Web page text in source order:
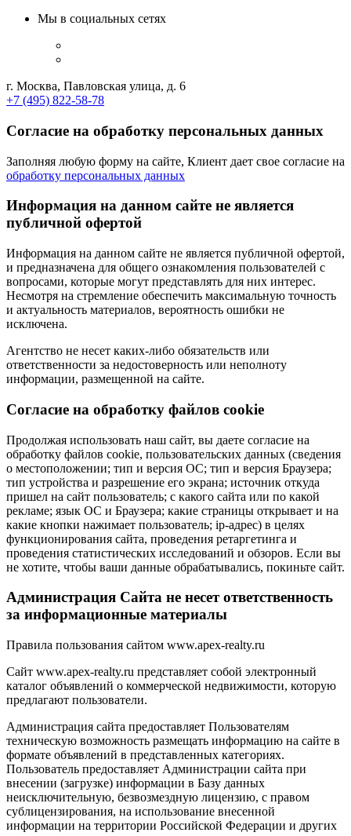
Мы в социальных сетях
г. Москва, Павловская улица, д. 6
+7 (495) 822-58-78
Согласие на обработку персональных данных
Заполняя любую форму на сайте, Клиент дает свое согласие на
обработку персональных данных
Информация на данном сайте не является
публичной офертой
Информация на данном сайте не является публичной офертой,
и предназначена для общего ознакомления пользователей с
вопросами, которые могут представлять для них интерес.
Несмотря на стремление обеспечить максимальную точность
и актуальность материалов, вероятность ошибки не
исключена.
Агентство не несет каких-либо обязательств или
ответственности за недостоверность или неполноту
информации, размещенной на сайте.
Cогласие на обработку файлов cookie
Продолжая использовать наш сайт, вы даете согласие на
обработку файлов cookie, пользовательских данных (сведения
о местоположении; тип и версия ОС; тип и версия Браузера;
тип устройства и разрешение его экрана; источник откуда
пришел на сайт пользователь; с какого сайта или по какой
рекламе; язык ОС и Браузера; какие страницы открывает и на
какие кнопки нажимает пользователь; ip-адрес) в целях
функционирования сайта, проведения ретаргетинга и
проведения статистических исследований и обзоров. Если вы
не хотите, чтобы ваши данные обрабатывались, покиньте сайт.
Администрация Сайта не несет ответственность
за информационные материалы
Правила пользования сайтом www.apex-realty.ru
Сайт www.apex-realty.ru представляет собой электронный
каталог объявлений о коммерческой недвижимости, которую
предлагают пользователи.
Администрация сайта предоставляет Пользователям
техническую возможность размещать информацию на сайте в
формате объявлений в представленных категориях.
Пользователь предоставляет Администрации сайта при
внесении (загрузке) информации в Базу данных
неисключительную, безвозмездную лицензию, с правом
сублицензирования, на использование внесенной
информации на территории Российской Федерации и других